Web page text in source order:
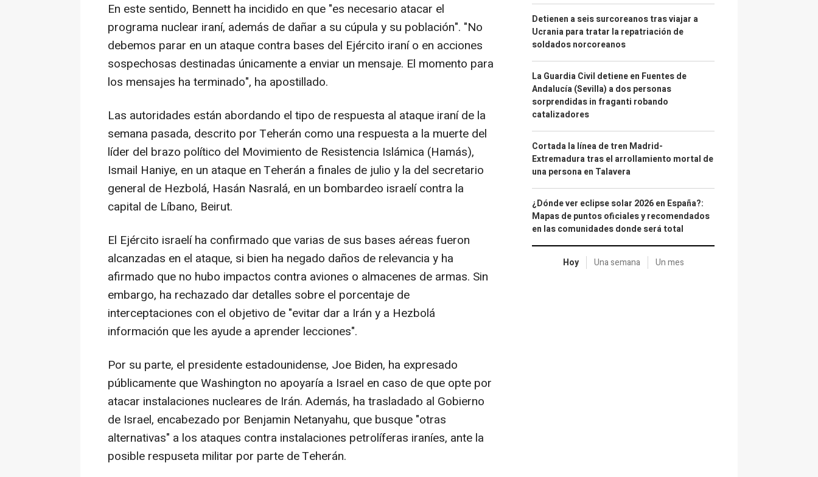
En este sentido, Bennett ha incidido en que "es necesario atacar el
programa nuclear iraní, además de dañar a su cúpula y su población". "No
debemos parar en un ataque contra bases del Ejército iraní o en acciones
sospechosas destinadas únicamente a enviar un mensaje. El momento para
los mensajes ha terminado", ha apostillado.
Las autoridades están abordando el tipo de respuesta al ataque iraní de la
semana pasada, descrito por Teherán como una respuesta a la muerte del
líder del brazo político del Movimiento de Resistencia Islámica (Hamás),
Ismail Haniye, en un ataque en Teherán a finales de julio y la del secretario
general de Hezbolá, Hasán Nasralá, en un bombardeo israelí contra la
capital de Líbano, Beirut.
El Ejército israelí ha confirmado que varias de sus bases aéreas fueron
alcanzadas en el ataque, si bien ha negado daños de relevancia y ha
afirmado que no hubo impactos contra aviones o almacenes de armas. Sin
embargo, ha rechazado dar detalles sobre el porcentaje de
interceptaciones con el objetivo de "evitar dar a Irán y a Hezbolá
información que les ayude a aprender lecciones".
Por su parte, el presidente estadounidense, Joe Biden, ha expresado
públicamente que Washington no apoyaría a Israel en caso de que opte por
atacar instalaciones nucleares de Irán. Además, ha trasladado al Gobierno
de Israel, encabezado por Benjamin Netanyahu, que busque "otras
alternativas" a los ataques contra instalaciones petrolíferas iraníes, ante la
posible respuseta militar por parte de Teherán.
Detienen a seis surcoreanos tras viajar a
Ucrania para tratar la repatriación de
soldados norcoreanos
La Guardia Civil detiene en Fuentes de
Andalucía (Sevilla) a dos personas
sorprendidas in fraganti robando
catalizadores
Cortada la línea de tren Madrid-
Extremadura tras el arrollamiento mortal de
una persona en Talavera
¿Dónde ver eclipse solar 2026 en España?:
Mapas de puntos oficiales y recomendados
en las comunidades donde será total
Hoy Una semana Un mes